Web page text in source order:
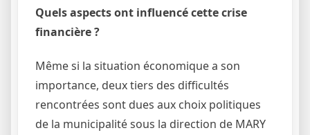
Quels aspects ont influencé cette crise
financière ?
Même si la situation économique a son
importance, deux tiers des difficultés
rencontrées sont dues aux choix politiques
de la municipalité sous la direction de MARY